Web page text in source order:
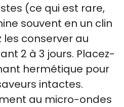
(ce qui est rare,
souvent en un clin
les conserver au
2 à 3 jours. Placez-
hermétique pour
intactes.
au micro-ondes